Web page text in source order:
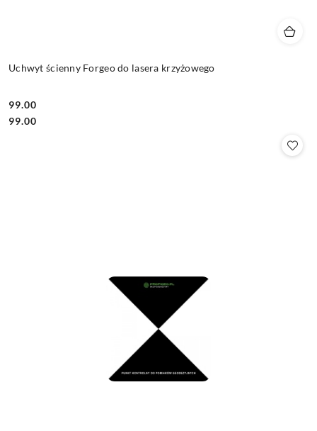
Uchwyt ścienny Forgeo do lasera krzyżowego
Cena:
99.00
Cena:
99.00